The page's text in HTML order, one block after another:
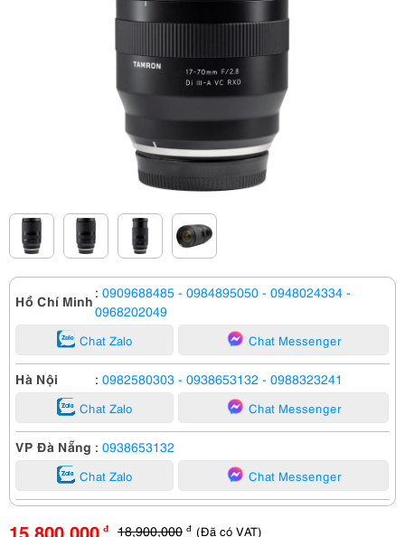
Hồ Chí Minh : 0909688485 - 0984895050 - 0948024334 -
0968202049
Chat Zalo Chat Messenger
Hà Nội : 0982580303 - 0938653132 - 0988323241
Chat Zalo Chat Messenger
VP Đà Nẵng : 0938653132
Chat Zalo Chat Messenger
15,800,000 đ 18,900,000 đ (Đã có VAT)